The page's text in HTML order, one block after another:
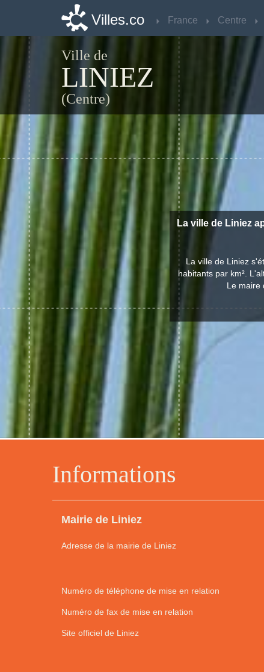
Villes.co France Centre
Ville de
LINIEZ
(Centre)
Informations
Mairie de Liniez
Adresse de la mairie de Liniez
Numéro de téléphone de mise en relation
Numéro de fax de mise en relation
Site officiel de Liniez
La ville de Liniez
La ville de Liniez
habitants par km².
Le maire
Villes.co France Centre